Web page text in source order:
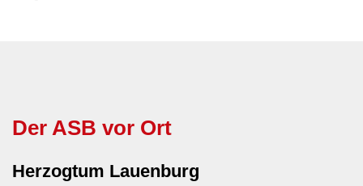
Der ASB vor Ort
Herzogtum Lauenburg